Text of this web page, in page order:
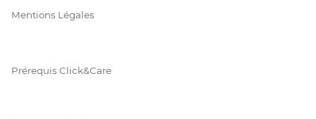
Mentions Légales
Prérequis Click&Care